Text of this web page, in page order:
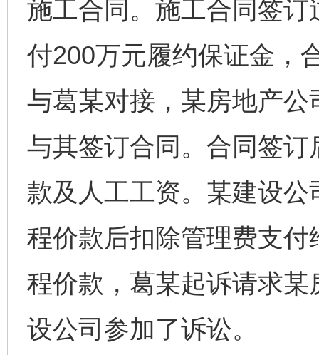
施工合同。施工合同签
付200万元履约保证金，
与葛某对接，某房地产
与其签订合同。合同签
款及人工工资。某建设
程价款后扣除管理费支
程价款，葛某起诉请求
设公司参加了诉讼。